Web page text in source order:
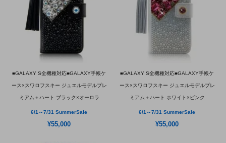
■GALAXY S全機種対応■GALAXY手帳ケ
ース×スワロフスキー ジュエルモデルプレ
ミアム＋ハート ブラック×オーロラ
6/1～7/31 SummerSale
¥55,000
■GALAXY S全機種対応■GALAXY手帳ケ
ース×スワロフスキー ジュエルモデルプレ
ミアム＋ハート ホワイト×ピンク
6/1～7/31 SummerSale
¥55,000